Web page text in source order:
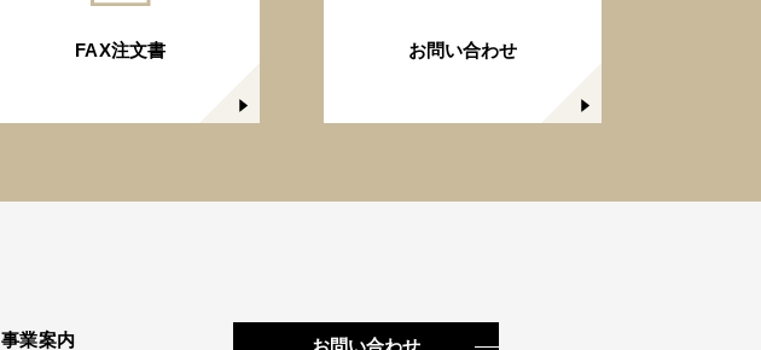
FAX注文書 お問い合わせ
事業案内 お問い合わせ